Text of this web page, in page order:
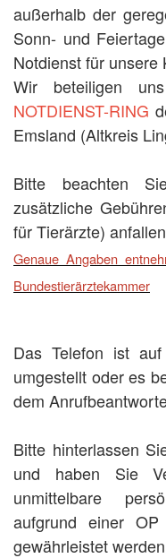
außerhalb der
Sonn- und
Notdienst für unsere
Wir beteiligen
NOTDIENST-RING
Emsland (Altkreis
Bitte beachten
zusätzliche
für Tierärzte)
Genaue Angaben
Bundestierärztekammer
Das Telefon ist
umgestellt oder es
dem
Bitte hinterlassen
und haben Sie
unmittelbare
aufgrund einer
gewährleistet